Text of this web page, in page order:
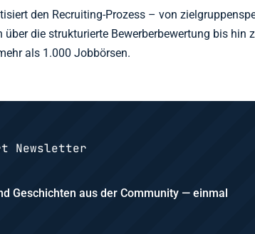
den Recruiting-Prozess – von
über die strukturierte Bewerberbewertung bis hin
als 1.000 Jobbörsen.
Newsletter
Geschichten aus der Community — einmal